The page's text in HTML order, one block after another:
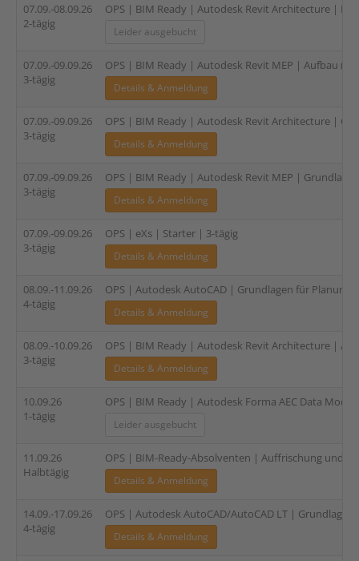
07.09.-08.09.26
2-tägig
OPS | BIM Ready | Autodesk Revit Architecture |
Leider ausgebucht
07.09.-09.09.26
3-tägig
OPS | BIM Ready | Autodesk Revit MEP | Aufbau
Details & Anmeldung
07.09.-09.09.26
3-tägig
OPS | BIM Ready | Autodesk Revit Architecture |
Details & Anmeldung
07.09.-09.09.26
3-tägig
OPS | BIM Ready | Autodesk Revit MEP |
Details & Anmeldung
07.09.-09.09.26
3-tägig
OPS | eXs | Starter | 3-tägig
Details & Anmeldung
08.09.-11.09.26
4-tägig
OPS | Autodesk AutoCAD | Grundlagen für
Details & Anmeldung
08.09.-10.09.26
3-tägig
OPS | BIM Ready | Autodesk Revit Architecture |
Details & Anmeldung
10.09.26
1-tägig
OPS | BIM Ready | Autodesk Forma AEC Data
Leider ausgebucht
11.09.26
Halbtägig
OPS | BIM-Ready-Absolventen | Auffrischung und
Details & Anmeldung
14.09.-17.09.26
4-tägig
OPS | Autodesk AutoCAD/AutoCAD LT | Grundlagen
Details & Anmeldung